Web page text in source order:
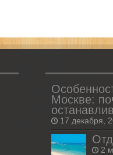
Москве:
17 декабря,
2